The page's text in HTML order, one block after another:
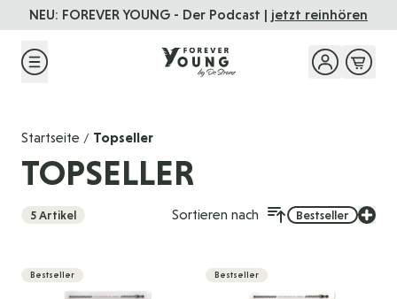
Direkt zum Inhalt
NEU: FOREVER YOUNG - Der Podcast | jetzt reinhören
Startseite / Topseller
TOPSELLER
5Artikel Sortieren nach Bestseller
Bestseller Bestseller